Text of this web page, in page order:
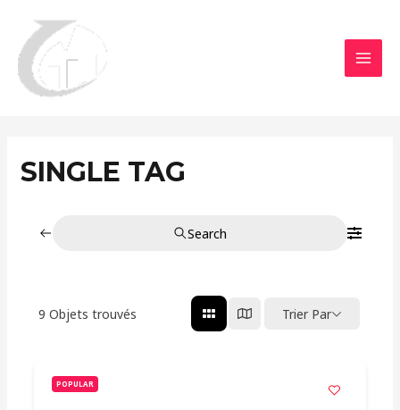
contenu
SINGLE TAG
Search
9 Objets trouvés Trier Par
POPULAR